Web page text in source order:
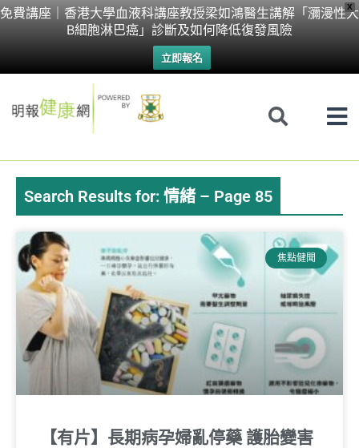
X
免費講座｜香港大學血液科講座教授梁如鴻醫生講解「瀰漫性大
B細胞淋巴癌」診斷及如何降低復發風險
立即報名
Skip
Search Results for: 情緒 – Page 85
焦點健聞
【有片】長期病孕婦亂停藥 護胎變害
Page Page PagePagePage Page